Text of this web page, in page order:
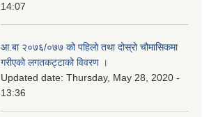
14:07
आ.बा २०७६/०७७ को पहिलो तथा दोस्रो चौमासिकमा
गरीएको लगतकट्टाको विवरण ।
Updated date: Thursday, May 28, 2020 -
13:36